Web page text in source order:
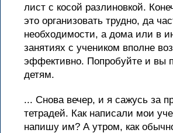
лист с косой разлиновкой.
это организовать трудно, да
необходимости, а дома или в
занятиях с учеником вполне
эффективно. Попробуйте и вы
детям.
... Снова вечер, и я сажусь за
тетрадей. Как написали мои
напишу им? А утром, как